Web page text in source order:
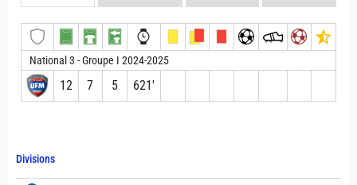
Divisions
National 3 - Groupe I 2024-2025
12 7 5 621′